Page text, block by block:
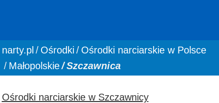
You are here:
narty.pl Ośrodki
Ośrodki narciarskie w Polsce
Małopolskie
Szczawnica
Ośrodki narciarskie w Szczawnicy